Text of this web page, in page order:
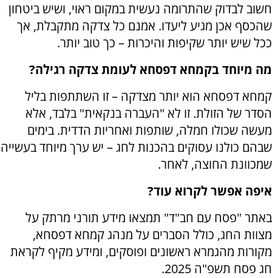
חשוב לבדוק שהתרומה נעשית במקום ראוי, ושיש ביטחון
שהכסף אכן מגיע ליעדו. אמנם כל צדקה מתקבלת, אך
ככל שיש יותר שקיפות והיכרות – כך טוב יותר.
מה מיוחד בקמחא דפסחא לעומת צדקה רגילה?
קמחא דפסחא הוא יותר מצדקה – זו השתתפות בליל
הסדר של הזולת. זו לא "העברה בנקאית" בלבד, אלא
מעשה שכולו חמלה, שותפות ואחריות הדדית. בימים
שבהם כולנו עסוקים בהכנות לחג – יש ערך מיוחד בעשייה
שמכוונת החוצה, לאחר.
איפה אפשר לקרוא עוד?
באתר "פסח עם חב"ד" תמצאו מידע תורני מרתק על
מצוות החג, כולל הסברים על מנהג קמחא דפסחא,
מקורות מהגמרא ראשונים ופוסקים, ומידע מקיף לקראת
חג פסח תשפ"ה 2025.